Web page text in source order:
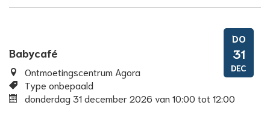
Babycafé
Ontmoetingscentrum Agora
Type onbepaald
donderdag 31 december 2026 van10:00 tot 12:00
DO
31
DEC